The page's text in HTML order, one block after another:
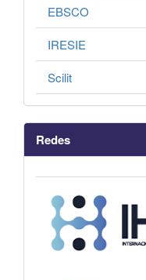
EBSCO
IRESIE
Scilit
Redes